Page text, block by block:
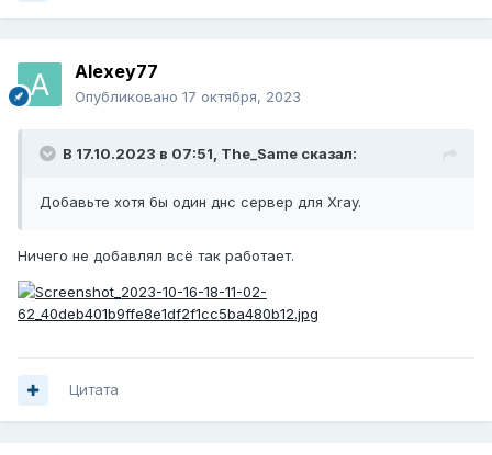
Alexey77
Опубликовано 17 октября, 2023
В 17.10.2023 в 07:51, The_Same сказал:
Добавьте хотя бы один днс сервер для Xray.
Ничего не добавлял всё так работает.
Цитата